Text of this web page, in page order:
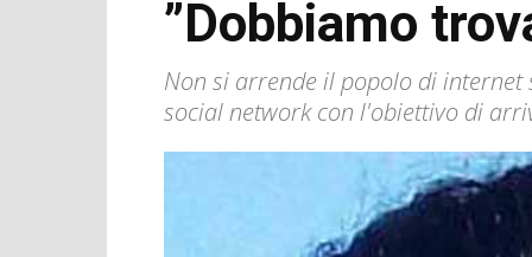
”Dobbiamo
Non si arrende il popolo di
social network con l'obiettivo di